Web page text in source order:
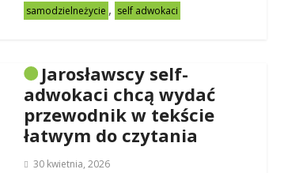
samodzielneżycie , self adwokaci
Jarosławscy self-
adwokaci chcą wydać
przewodnik w tekście
łatwym do czytania
30 kwietnia, 2026